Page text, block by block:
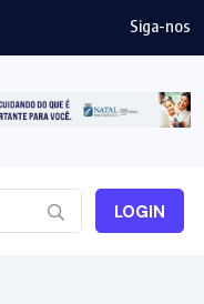
Siga-nos
LOGIN